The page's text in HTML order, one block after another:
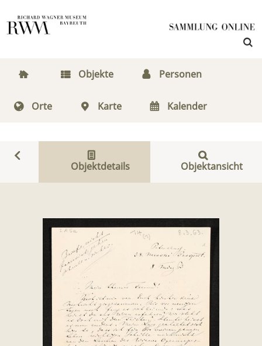
Objekte Personen
Orte Karte Kalender
Objektdetails Objektansicht